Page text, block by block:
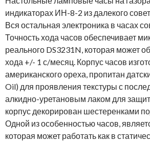
индикаторах ИН-8-2 из далекого
Вся остальная электроника в часах
Точность хода часов обеспечивает
реального DS3231N, которая может
хода +/- 1 с/месяц. Корпус часов
американского ореха, пропитан
Oil) для проявления текстуры с
алкидно-уретановым лаком для
корпус декорирован шестеренками
Одной из особенностью часов,
которая может работать как в